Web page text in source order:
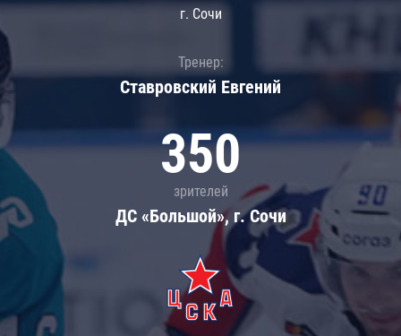
г. Сочи
Тренер:
Ставровский Евгений
350
зрителей
ДС «Большой», г. Сочи